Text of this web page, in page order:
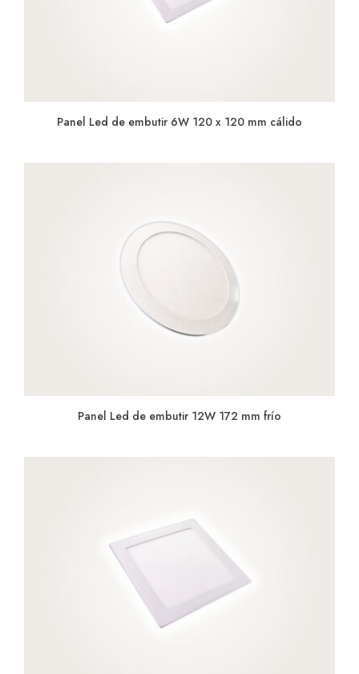
Panel Led de embutir 6W 120 x 120 mm cálido
Panel Led de embutir 12W 172 mm frío